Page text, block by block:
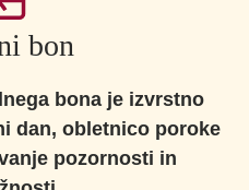
bon
bona je izvrstno
dan, obletnico poroke
pozornosti in